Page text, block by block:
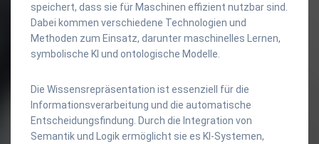
speichert, dass sie für Maschinen effizient nutzbar sind.
Dabei kommen verschiedene Technologien und
Methoden zum Einsatz, darunter maschinelles Lernen,
symbolische KI und ontologische Modelle.
Die Wissensrepräsentation ist essenziell für die
Informationsverarbeitung und die automatische
Entscheidungsfindung. Durch die Integration von
Semantik und Logik ermöglicht sie es KI-Systemen,